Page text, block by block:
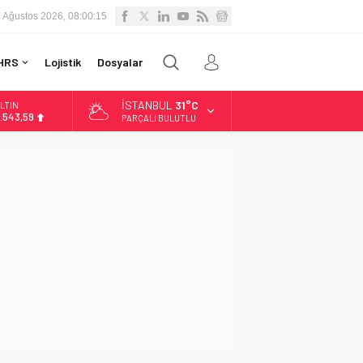
Ağustos 2026, 08:00:16
Lojistik Dosyalar
İSTANBUL 31°C
PARÇALI BULUTLU